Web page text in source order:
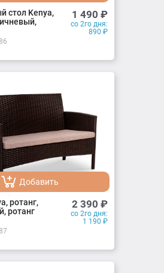
Добавлено
стол Kenya,
1 490 ₽
со 2го дня:
890 ₽
Добавить
Добавлено
ротанг,
ротанг
2 390 ₽
со 2го дня:
1 190 ₽